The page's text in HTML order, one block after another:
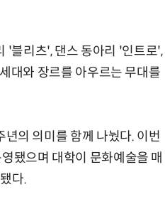
'블리츠', 댄스 동아리 '인트로',
대와 장르를 아우르는 무대를
의 의미를 함께 나눴다. 이번
됐으며 대학이 문화예술을 매
다.